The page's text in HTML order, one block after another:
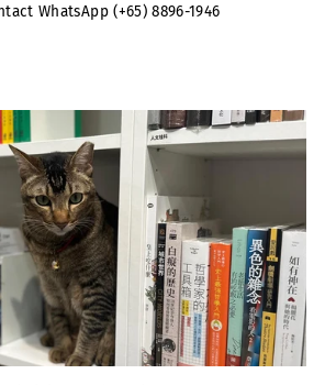
WhatsApp (+65) 8896-1946